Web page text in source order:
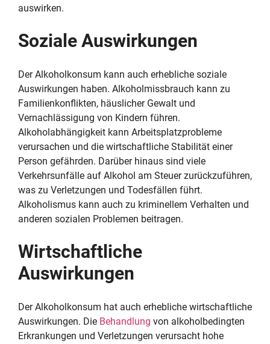
auswirken.
Soziale Auswirkungen
Der Alkoholkonsum kann auch erhebliche soziale
Auswirkungen haben. Alkoholmissbrauch kann zu
Familienkonflikten, häuslicher Gewalt und
Vernachlässigung von Kindern führen.
Alkoholabhängigkeit kann Arbeitsplatzprobleme
verursachen und die wirtschaftliche Stabilität einer
Person gefährden. Darüber hinaus sind viele
Verkehrsunfälle auf Alkohol am Steuer zurückzuführen,
was zu Verletzungen und Todesfällen führt.
Alkoholismus kann auch zu kriminellem Verhalten und
anderen sozialen Problemen beitragen.
Wirtschaftliche
Auswirkungen
Der Alkoholkonsum hat auch erhebliche wirtschaftliche
Auswirkungen. Die Behandlung von alkoholbedingten
Erkrankungen und Verletzungen verursacht hohe